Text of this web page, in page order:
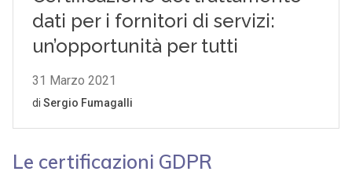
Le certificazioni GDPR